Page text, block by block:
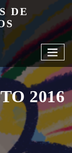
DE
2016